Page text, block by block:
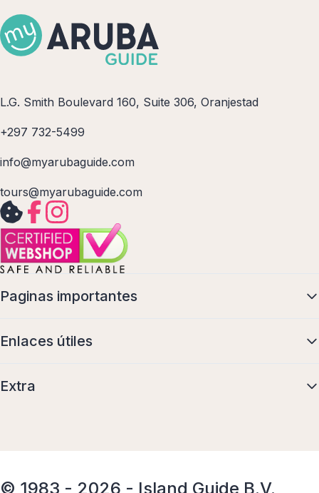
L.G. Smith Boulevard 160, Suite 306, Oranjestad
+297 732-5499
info@myarubaguide.com
tours@myarubaguide.com
Paginas importantes
Enlaces útiles
Extra
© 1983 - 2026 - Island Guide B.V.